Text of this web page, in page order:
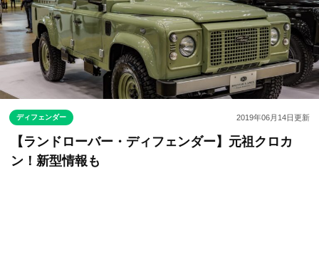
ディフェンダー 2019年06月14日更新
【ランドローバー・ディフェンダー】元祖クロカ
ン！新型情報も